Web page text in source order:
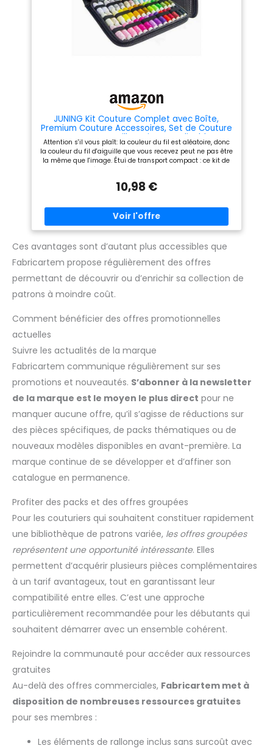
différents types de tissus et
projets créatifs
JUNING Kit Couture Complet avec Boîte,
Premium Couture Accessoires, Set de Couture
pour Voyage Famille Maison, Applicable au
Travail et à l'Urgence,L, Noir
Attention s'il vous plaît: la couleur du fil est aléatoire, donc
la couleur du fil d'aiguille que vous recevez peut ne pas être
la même que l'image. Étui de transport compact : ce kit de
couture est livré avec un étui durable et portable pour un
comprend 42 bobines de fil de différentes couleurs, des
de couture essentiels. Pratique pour les débutants : parfait
pour les débutants en couture ou pour des réparations et
des modifications rapides. Facile à transporter : sa taille
compacte le rend idéal pour les voyages ou pour le garder
dans votre véhicule. Utilisation polyvalente : convient pour
la maison, les voyages, les urgences et les besoins
généraux de couture.
10,98 €
Ces avantages sont d’autant plus accessibles que
Fabricartem propose régulièrement des offres
permettant de découvrir ou d’enrichir sa collection de
patrons à moindre coût.
Comment bénéficier des offres promotionnelles
actuelles
Suivre les actualités de la marque
Fabricartem communique régulièrement sur ses
promotions et nouveautés. S’abonner à la newsletter
de la marque est le moyen le plus direct pour ne
manquer aucune offre, qu’il s’agisse de réductions sur
des pièces spécifiques, de packs thématiques ou de
nouveaux modèles disponibles en avant-première. La
marque continue de se développer et d’affiner son
catalogue en permanence.
Profiter des packs et des offres groupées
Pour les couturiers qui souhaitent constituer rapidement
une bibliothèque de patrons variée, les offres groupées
représentent une opportunité intéressante. Elles
permettent d’acquérir plusieurs pièces complémentaires
à un tarif avantageux, tout en garantissant leur
compatibilité entre elles. C’est une approche
particulièrement recommandée pour les débutants qui
souhaitent démarrer avec un ensemble cohérent.
Rejoindre la communauté pour accéder aux ressources
gratuites
Au-delà des offres commerciales, Fabricartem met à
disposition de nombreuses ressources gratuites
pour ses membres :
Les éléments de rallonge inclus sans surcoût avec